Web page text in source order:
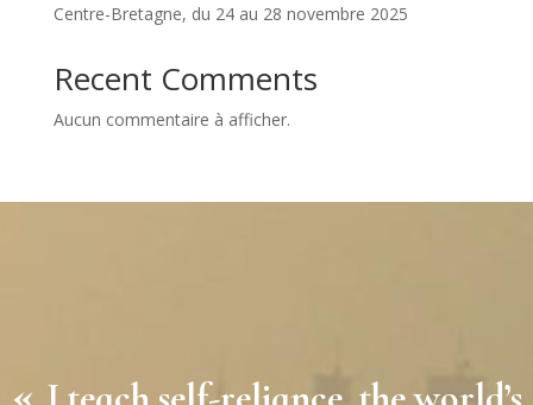
Centre-Bretagne, du 24 au 28 novembre 2025
Recent Comments
Aucun commentaire à afficher.